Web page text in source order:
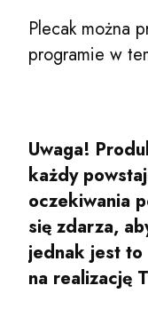
Plecak można
programie w
Uwaga!
każdy
oczekiwania
się zdarza,
jednak jest to
na realizację